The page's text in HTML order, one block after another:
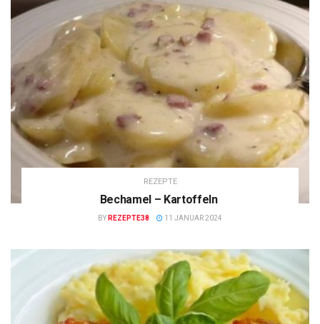
REZEPTE
Bechamel – Kartoffeln
BY REZEPTE38 11 JANUAR 2024